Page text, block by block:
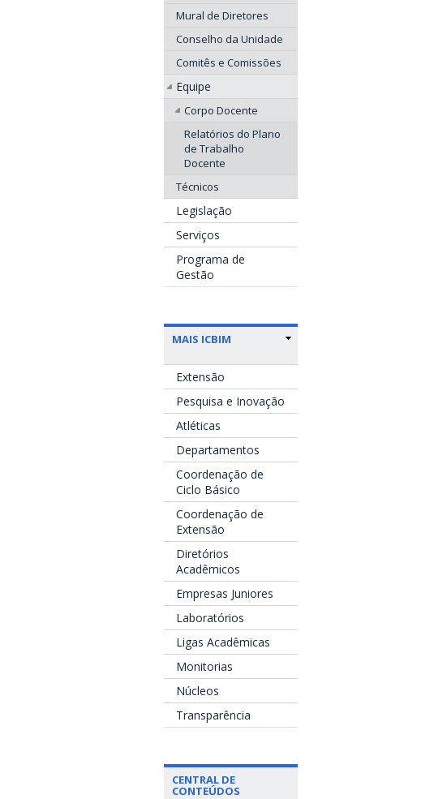
Mural de Diretores
Conselho da Unidade
Comitês e Comissões
Equipe
Corpo Docente
Relatórios do Plano
de Trabalho
Docente
Técnicos
Legislação
Serviços
Programa de
Gestão
MAIS ICBIM
Extensão
Pesquisa e Inovação
Atléticas
Departamentos
Coordenação de
Ciclo Básico
Coordenação de
Extensão
Diretórios
Acadêmicos
Empresas Juniores
Laboratórios
Ligas Acadêmicas
Monitorias
Núcleos
Transparência
CENTRAL DE
CONTEÚDOS